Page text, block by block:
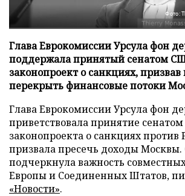
Фото:
Глава Еврокомиссии Урсула фон
поддержала принятый сенатом
законопроект о санкциях,
перекрыть финансовые потоки
Глава Еврокомиссии Урсула фон
приветствовала принятие
законопроекта о санкциях против
призвала пресечь доходы
подчеркнула важность
Европы и Соединенных Штатов,
«Новости».